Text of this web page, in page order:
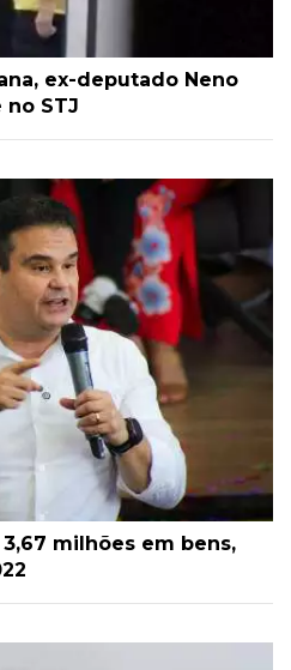
ex-deputado Neno
no STJ
milhões em bens,